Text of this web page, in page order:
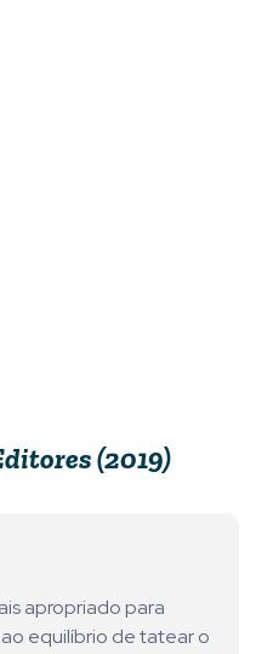
(2019)
apropriado para
equilíbrio de tatear o